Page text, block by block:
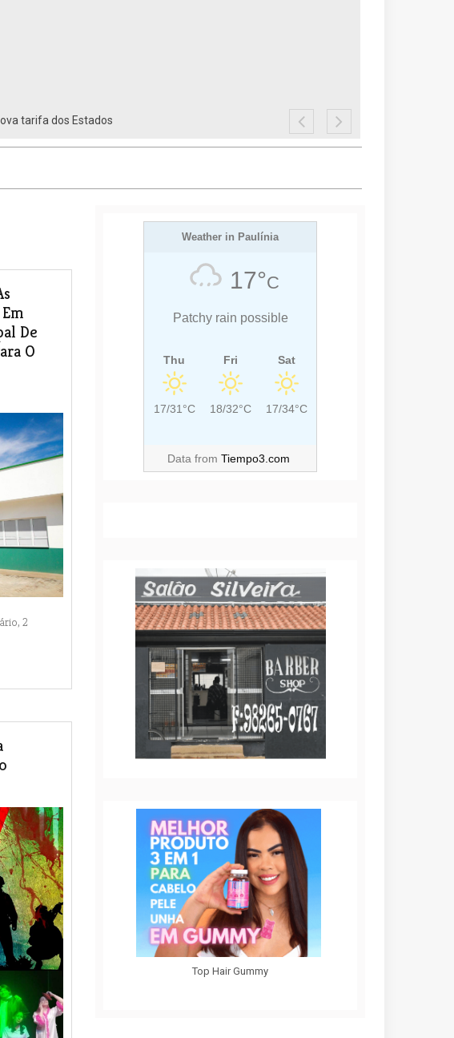
tarifa dos Estados
De
O
2
Weather in Paulínia
17°C
Patchy rain possible
Thu
17/31°C
Fri
18/32°C
Sat
17/34°C
Data from Tiempo3.com
Top Hair Gummy